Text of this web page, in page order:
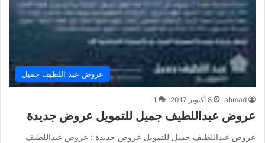
عروض عبد اللطيف جميل
ahmad 8 أكتوبر,2017 1
عروض عبداللطيف جميل للتمويل عروض جديدة
عروض عبداللطيف جميل للتمويل عروض جديدة : عروض عبداللطيف